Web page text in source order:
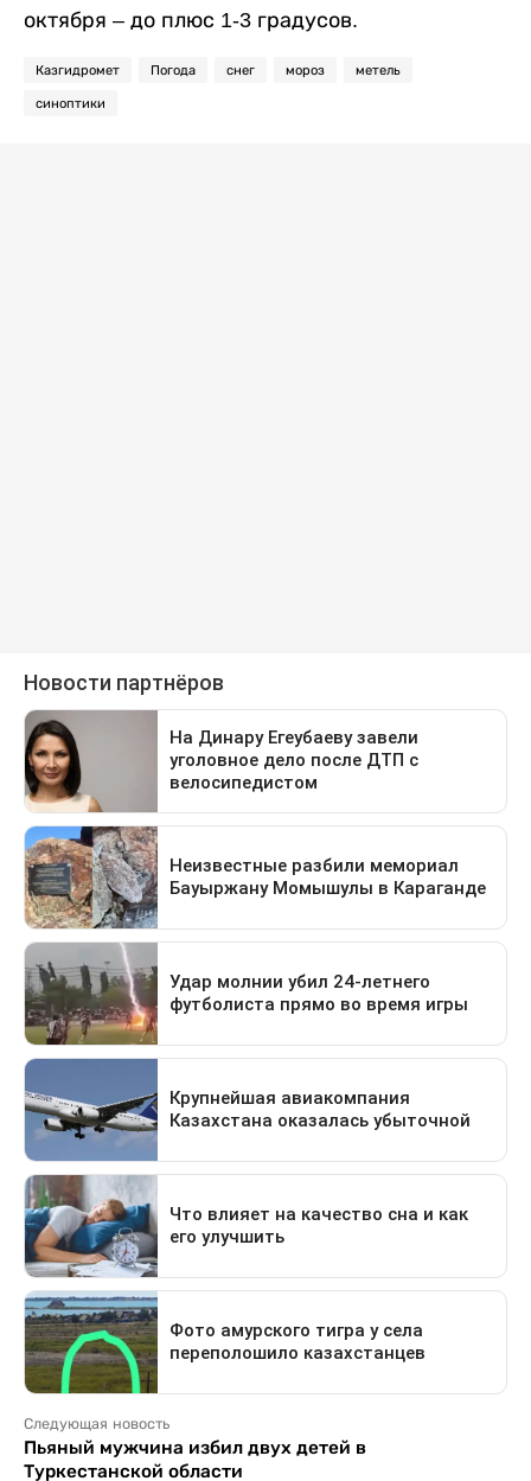
октября – до плюс 1-3 градусов.
Казгидромет Погода снег мороз метель
синоптики
Следующая новость
Пьяный мужчина избил двух детей в
Туркестанской области